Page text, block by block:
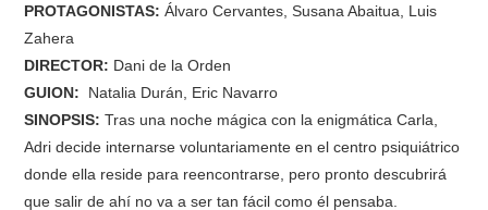
PROTAGONISTAS: Álvaro Cervantes, Susana Abaitua, Luis
Zahera
DIRECTOR: Dani de la Orden
GUION: Natalia Durán, Eric Navarro
SINOPSIS: Tras una noche mágica con la enigmática Carla,
Adri decide internarse voluntariamente en el centro psiquiátrico
donde ella reside para reencontrarse, pero pronto descubrirá
que salir de ahí no va a ser tan fácil como él pensaba.